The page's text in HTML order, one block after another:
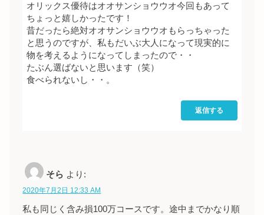
オリックス優待はオオサンショウウオ今回もあって
ちょっと嬉しかったです！
昔だったら絶対オオサンショウウオもらっちゃった
と思うのですが、私もだいぶ大人になって現実的に
物を考えるようになってしまったので・・
たぶん選ばないと思います（笑）
食べられないし・・。
返信する
そら より:
2020年7月2日 12:33 AM
私も同じく含み損100万コースです。途中までかなり順